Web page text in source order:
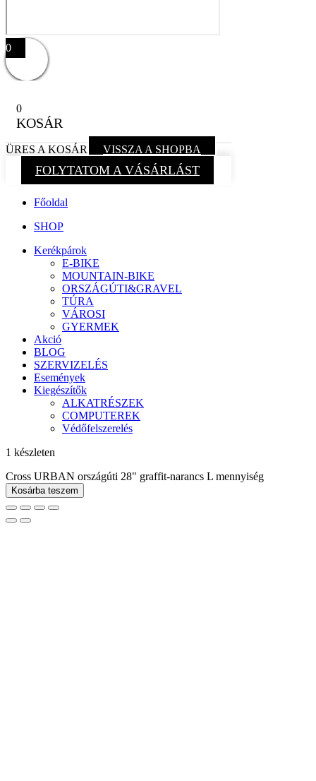
0
0
KOSÁR
ÜRES A KOSÁR VISSZA A SHOPBA
FOLYTATOM A VÁSÁRLÁST
Főoldal
SHOP
Kerékpárok
E-BIKE
MOUNTAIN-BIKE
ORSZÁGÚTI&GRAVEL
TÚRA
VÁROSI
GYERMEK
Akció
BLOG
SZERVIZELÉS
Események
Kiegészítők
ALKATRÉSZEK
COMPUTEREK
Védőfelszerelés
1 készleten
Cross URBAN országúti 28" graffit-narancs L mennyiség
Kosárba teszem